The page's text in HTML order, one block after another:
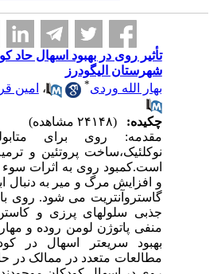
تأثیر روی در بهبود اسهال حاد
شهرستان الیگودرز
بهار الله وردی* ،امین
چکیده:
مقدمه: روی برای
نوکلئیک،ساخت پروتئین و
است.کمبود روی به اثرات سوء
و افزایش مرگ و میر به دنبال
گاستروآنتریت می شود. روی
جذبی سلولهای پرزی و کاستن
منفی پاتوژن لومن روده و
بهبود سریعتر اسهال در
مطالعات متعدد در ممالک در حال